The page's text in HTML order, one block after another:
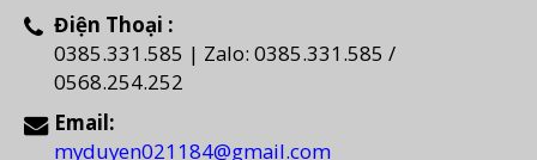
Điện Thoại :
0385.331.585 | Zalo: 0385.331.585 /
0568.254.252
Email:
myduyen021184@gmail.com